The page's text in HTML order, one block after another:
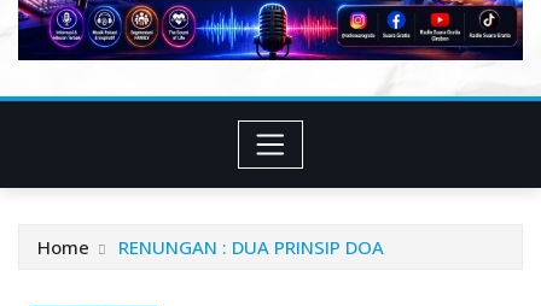
Home RENUNGAN : DUA PRINSIP DOA